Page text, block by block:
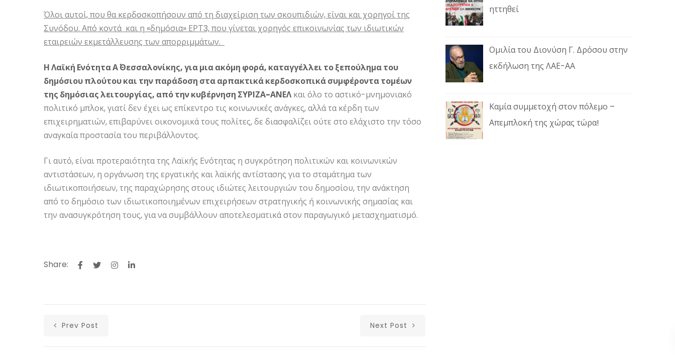
Όλοι αυτοί, που θα κερδoσκοπήσουν από τη διαχείριση των σκουπιδιών, είναι και χορηγοί της
Συνόδου. Από κοντά και η «δημόσια» ΕΡΤ3, που γίνεται χορηγός επικοινωνίας των ιδιωτικών
εταιρειών εκμετάλλευσης των απορριμμάτων.
Η Λαϊκή Ενότητα Α΄ Θεσσαλονίκης, για μια ακόμη φορά, καταγγέλλει το ξεπούλημα του
δημόσιου πλούτου και την παράδοση στα αρπακτικά κερδοσκοπικά συμφέροντα τομέων
της δημόσιας λειτουργίας, από την κυβέρνηση ΣΥΡΙΖΑ-ΑΝΕΛκαι όλο το αστικό-μνημονιακό
πολιτικό μπλοκ, γιατί δεν έχει ως επίκεντρο τις κοινωνικές ανάγκες, αλλά τα κέρδη των
επιχειρηματιών, επιβαρύνει οικονομικά τους πολίτες, δε διασφαλίζει ούτε στο ελάχιστο την τόσο
αναγκαία προστασία του περιβάλλοντος.
Γι αυτό, είναι προτεραιότητα της Λαϊκής Ενότητας η συγκρότηση πολιτικών και κοινωνικών
αντιστάσεων, η οργάνωση της εργατικής και λαϊκής αντίστασης για το σταμάτημα των
ιδιωτικοποιήσεων, της παραχώρησης στους ιδιώτες λειτουργιών του δημοσίου, την ανάκτηση
από το δημόσιο των ιδιωτικοποιημένων επιχειρήσεων στρατηγικής ή κοινωνικής σημασίας και
την ανασυγκρότηση τους, για να συμβάλλουν αποτελεσματικά στον παραγωγικό μετασχηματισμό.
Share:
Prev Post Next Post
ηττηθεί
Ομιλία του Διονύση Γ. Δρόσου στην
εκδήλωση της ΛΑΕ-ΑΑ
Καμία συμμετοχή στον πόλεμο –
Απεμπλοκή της χώρας τώρα!